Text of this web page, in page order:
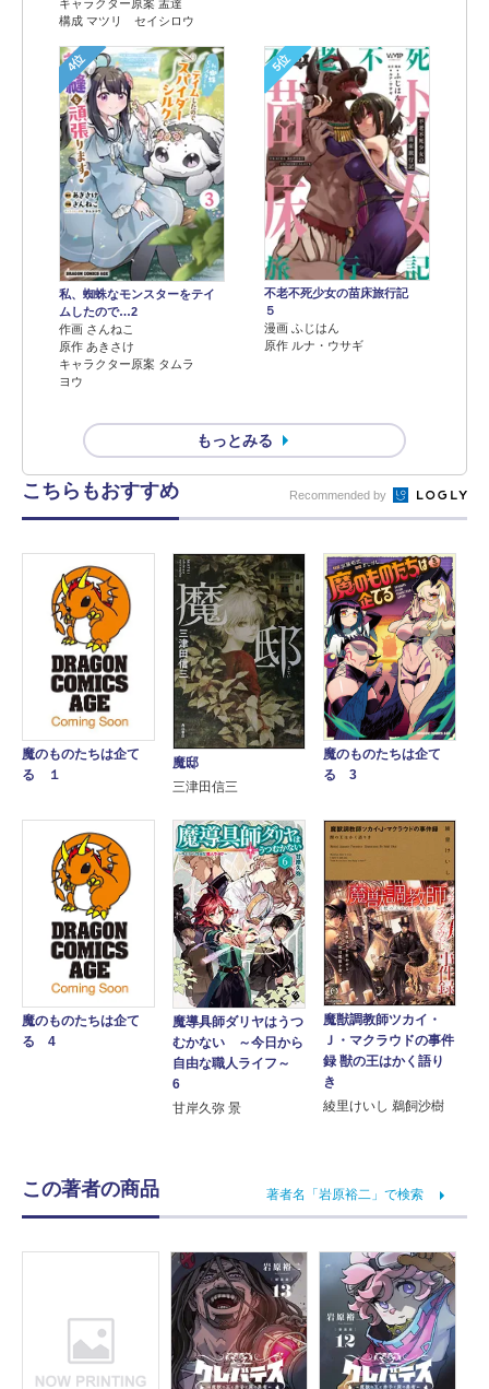
キャラクター原案 孟達
構成 マツリ セイシロウ
4位
私、蜘蛛なモンスターをテイ
ムしたので…2
作画 さんねこ
原作 あきさけ
キャラクター原案 タムラ
ヨウ
5位
不老不死少女の苗床旅行記
５
漫画 ふじはん
原作 ルナ・ウサギ
もっとみる
こちらもおすすめ Recommended by
魔のものたちは企て
る １
魔邸
三津田信三
魔のものたちは企て
る 3
魔のものたちは企て
る 4
魔導具師ダリヤはうつ
むかない ～今日から
自由な職人ライフ～
6
甘岸久弥 景
魔獣調教師ツカイ・
Ｊ・マクラウドの事件
録 獣の王はかく語り
き
綾里けいし 鵜飼沙樹
この著者の商品 著者名「岩原裕二」で検索